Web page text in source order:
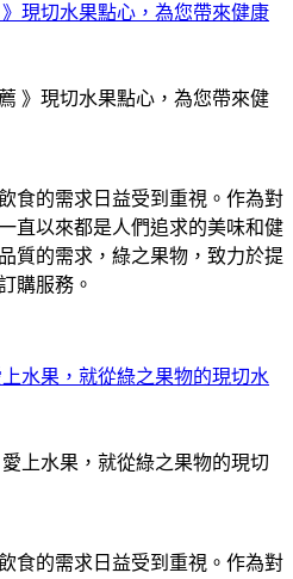
現切水果點心，為您帶來健康
食的需求日益受到重視。作為對
直以來都是人們追求的美味和健
質的需求，綠之果物，致力於提
購服務。
水果，就從綠之果物的現切水
食的需求日益受到重視。作為對